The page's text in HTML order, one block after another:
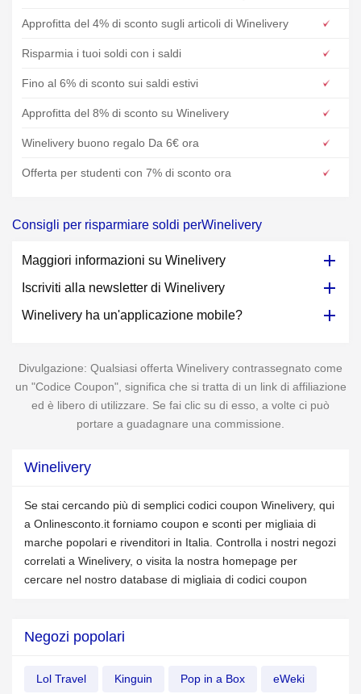
Approfitta del 4% di sconto sugli articoli di Winelivery
Risparmia i tuoi soldi con i saldi
Fino al 6% di sconto sui saldi estivi
Approfitta del 8% di sconto su Winelivery
Winelivery buono regalo Da 6€ ora
Offerta per studenti con 7% di sconto ora
Consigli per risparmiare soldi perWinelivery
Maggiori informazioni su Winelivery
Iscriviti alla newsletter di Winelivery
Winelivery ha un'applicazione mobile?
Divulgazione: Qualsiasi offerta Winelivery contrassegnato come
un "Codice Coupon", significa che si tratta di un link di affiliazione
ed è libero di utilizzare. Se fai clic su di esso, a volte ci può
portare a guadagnare una commissione.
Winelivery
Se stai cercando più di semplici codici coupon Winelivery, qui
a Onlinesconto.it forniamo coupon e sconti per migliaia di
marche popolari e rivenditori in Italia. Controlla i nostri negozi
correlati a Winelivery, o visita la nostra homepage per
cercare nel nostro database di migliaia di codici coupon
Negozi popolari
Lol Travel Kinguin Pop in a Box eWeki